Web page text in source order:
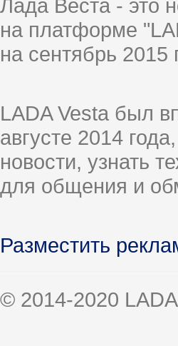
Лада Веста - это
на платформе
на сентябрь
LADA Vesta был
августе 2014
новости, узнать
для общения и
Разместить
© 2014-2020